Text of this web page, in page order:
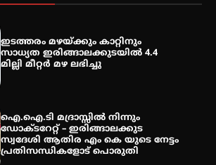
വിദ്യാർത്ഥികൾ
2026 കവിതാ ചർച്ച കാട്ടൂർ, ടി. കെ.
ബാലൻ ഹാളിൽ 16ന്
ഇടത്തരം മഴയ്ക്കും കാറ്റിനും
സാധ്യത ഇരിങ്ങാലക്കുടയിൽ 4.4
മില്ലി മീറ്റർ മഴ ലഭിച്ചു
ഐ.ഐ.ടി മദ്രാസ്സിൽ നിന്നും
ഡോക്ടറേറ്റ് – ഇരിങ്ങാലക്കുട
സ്വദേശി ആതിര എം കെ യുടെ നേട്ടം
പ്രതിസന്ധികളോട് പൊരുതി